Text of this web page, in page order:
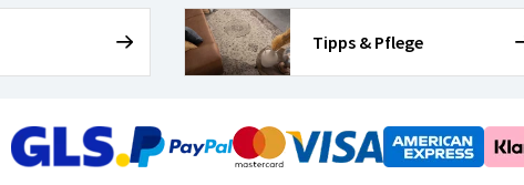
Tipps & Pflege